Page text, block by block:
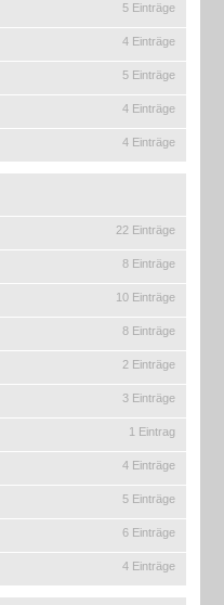
5 Einträge
4 Einträge
5 Einträge
4 Einträge
4 Einträge
22 Einträge
8 Einträge
10 Einträge
8 Einträge
2 Einträge
3 Einträge
1 Eintrag
4 Einträge
5 Einträge
6 Einträge
4 Einträge